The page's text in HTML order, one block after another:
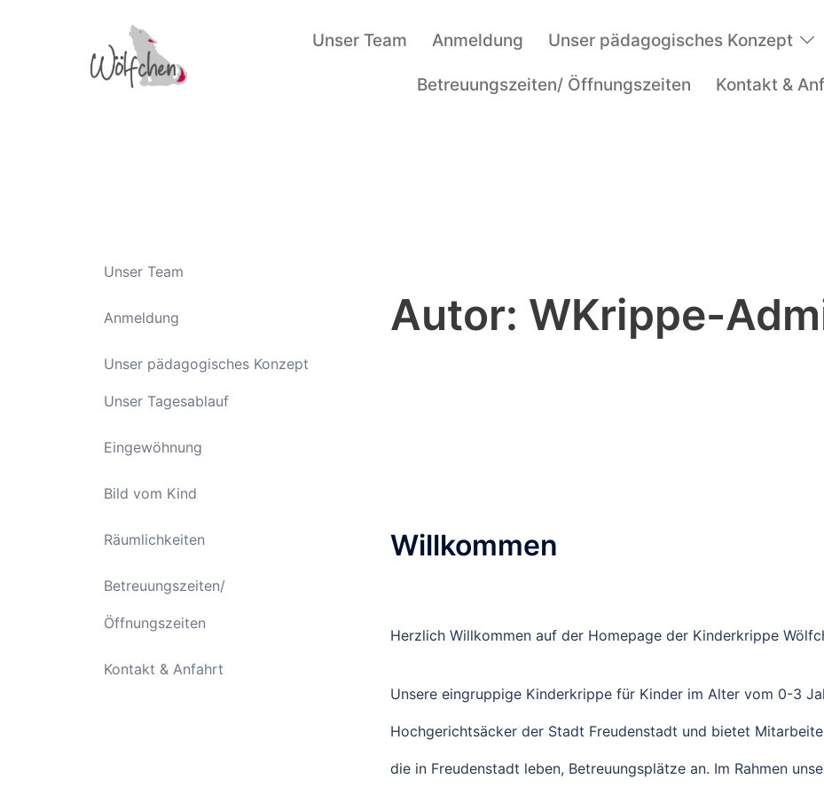
Unser Team Anmeldung Unser pädagogisches Konzept
Betreuungszeiten/ Öffnungszeiten Kontakt &
Autor: WKrippe-
Willkommen
Herzlich Willkommen auf der Homepage der Kinderkrippe
Unsere eingruppige Kinderkrippe für Kinder im Alter vom 0-3
Hochgerichtsäcker der Stadt Freudenstadt und bietet
die in Freudenstadt leben, Betreuungsplätze an. Im Rahmen
Unser Team
Anmeldung
Unser pädagogisches Konzept
Unser Tagesablauf
Eingewöhnung
Bild vom Kind
Räumlichkeiten
Betreuungszeiten/
Öffnungszeiten
Kontakt & Anfahrt